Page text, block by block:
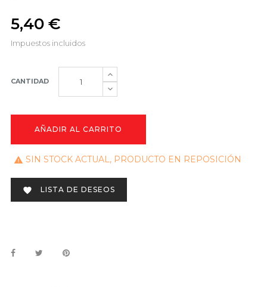
5,40 €
Impuestos incluidos
CANTIDAD
AÑADIR AL CARRITO
 SIN STOCK ACTUAL, PRODUCTO EN REPOSICIÓN
 LISTA DE DESEOS